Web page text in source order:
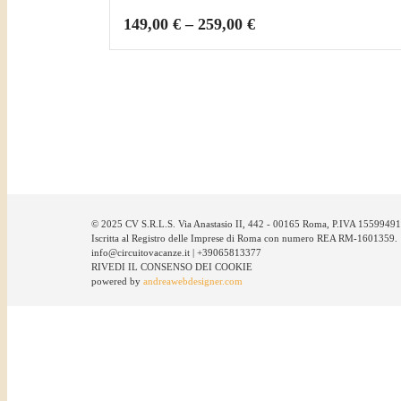
149,00 € – 259,00 €
© 2025 CV S.R.L.S. Via Anastasio II, 442 - 00165 Roma, P.IVA
Iscritta al Registro delle Imprese di Roma con numero REA RM-1601359.
info@circuitovacanze.it | +39065813377
RIVEDI IL CONSENSO DEI COOKIE
powered by andreawebdesigner.com